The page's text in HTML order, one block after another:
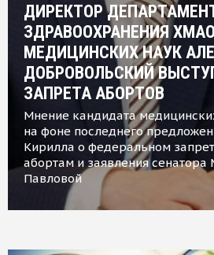
ДИРЕКТОР
ЗДРАВООХРАНЕНИЯ
МЕДИЦИНСКИХ НАУК
ДОБРОВОЛЬСКИЙ
ЗАПРЕТА АБОРТОВ
Мнение кандидата
на фоне последнего
Кирилла о федеральном
абортам и заявления сенатора
Павловой